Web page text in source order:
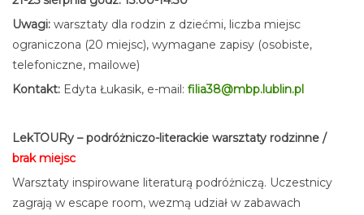
Uwagi: warsztaty dla rodzin z dziećmi, liczba miejsc
ograniczona (20 miejsc), wymagane zapisy (osobiste,
telefoniczne, mailowe)
Kontakt: Edyta Łukasik, e-mail: filia38@mbp.lublin.pl
LekTOURy – podróżniczo-literackie warsztaty rodzinne /
brak miejsc
Warsztaty inspirowane literaturą podróżniczą. Uczestnicy
zagrają w escape room, wezmą udział w zabawach